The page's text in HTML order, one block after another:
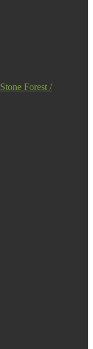
Stone Forest /